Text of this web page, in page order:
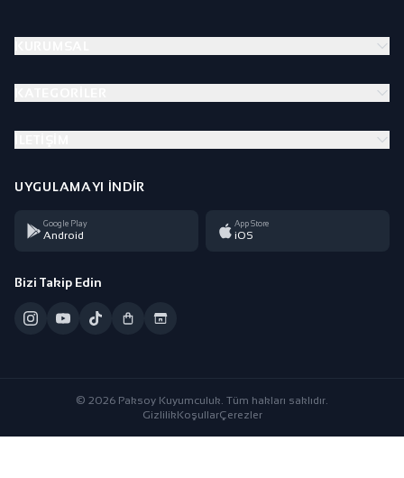
UYGULAMAYI İNDIR
Google Play
Android
App Store
iOS
Bizi Takip Edin
© 2026 Paksoy Kuyumculuk. Tüm hakları saklıdır.
GizlilikKoşullarÇerezler